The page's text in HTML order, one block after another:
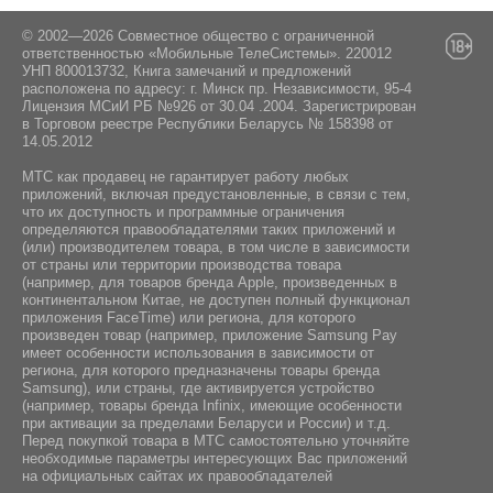
Инструкция / Дата кабель / Чехол / Адаптер
питания
5.4
Интерфейс подключения:
USB Type-C
NFC:
Да
Навигация:
GPS / ГЛОНАСС / BeiDou / Galileo
Гироскоп:
Да
103/3-7, пом. 7-50, район д.Дроздово
© 2002—2026 Совместное общество с ограниченной
ответственностью «Мобильные ТелеСистемы». 220012
УНП 800013732, Книга замечаний и предложений
расположена по адресу: г. Минск пр. Независимости, 95-4
Лицензия МСиИ РБ №926 от 30.04 .2004. Зарегистрирован
в Торговом реестре Республики Беларусь № 158398 от
14.05.2012
МТС как продавец не гарантирует работу любых
приложений, включая предустановленные, в связи с тем,
что их доступность и программные ограничения
определяются правообладателями таких приложений и
(или) производителем товара, в том числе в зависимости
от страны или территории производства товара
(например, для товаров бренда Apple, произведенных в
континентальном Китае, не доступен полный функционал
приложения FaceTime) или региона, для которого
произведен товар (например, приложение Samsung Pay
имеет особенности использования в зависимости от
региона, для которого предназначены товары бренда
Samsung), или страны, где активируется устройство
(например, товары бренда Infiniх, имеющие особенности
при активации за пределами Беларуси и России) и т.д.
Перед покупкой товара в МТС самостоятельно уточняйте
необходимые параметры интересующих Вас приложений
на официальных сайтах их правообладателей